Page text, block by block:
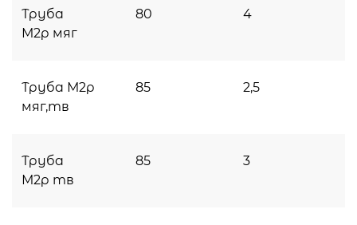
Труба
М2р мяг
80 4
Труба М2р
мяг,тв
85 2,5
Труба
М2р тв
85 3